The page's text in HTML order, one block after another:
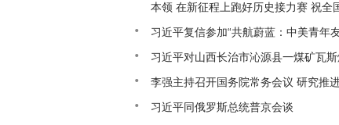
本领 在新征程上跑好历史接力赛 祝全
习近平复信参加“共航蔚蓝：中美青年
习近平对山西长治市沁源县一煤矿瓦
李强主持召开国务院常务会议 研究推
习近平同俄罗斯总统普京会谈